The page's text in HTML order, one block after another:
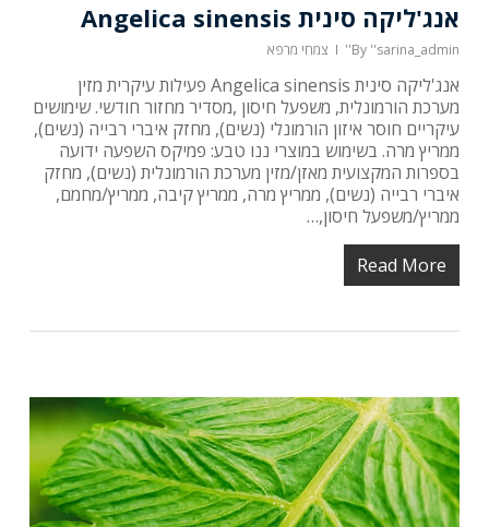
אין מוצרים בסל הקניות.
עברו לעמוד חנות
אנג'ליקה סינית Angelica sinensis
By ''sarina_admin'' צמחי מרפא
אנג'ליקה סינית Angelica sinensis פעילות עיקרית מזין
מערכת הורמונלית, משפעל חיסון ,מסדיר מחזור חודשי. שימושים
עיקריים חוסר איזון הורמונלי (נשים), מחזק איברי רבייה (נשים),
ממריץ מרה. בשימוש במוצרי ננו טבע: פמיקס השפעה ידועה
בספרות המקצועית מאזן/מזין מערכת הורמונלית (נשים), מחזק
איברי רבייה (נשים), ממריץ מרה, ממריץ קיבה, ממריץ/מחמם,
ממריץ/משפעל חיסון,…
Read More